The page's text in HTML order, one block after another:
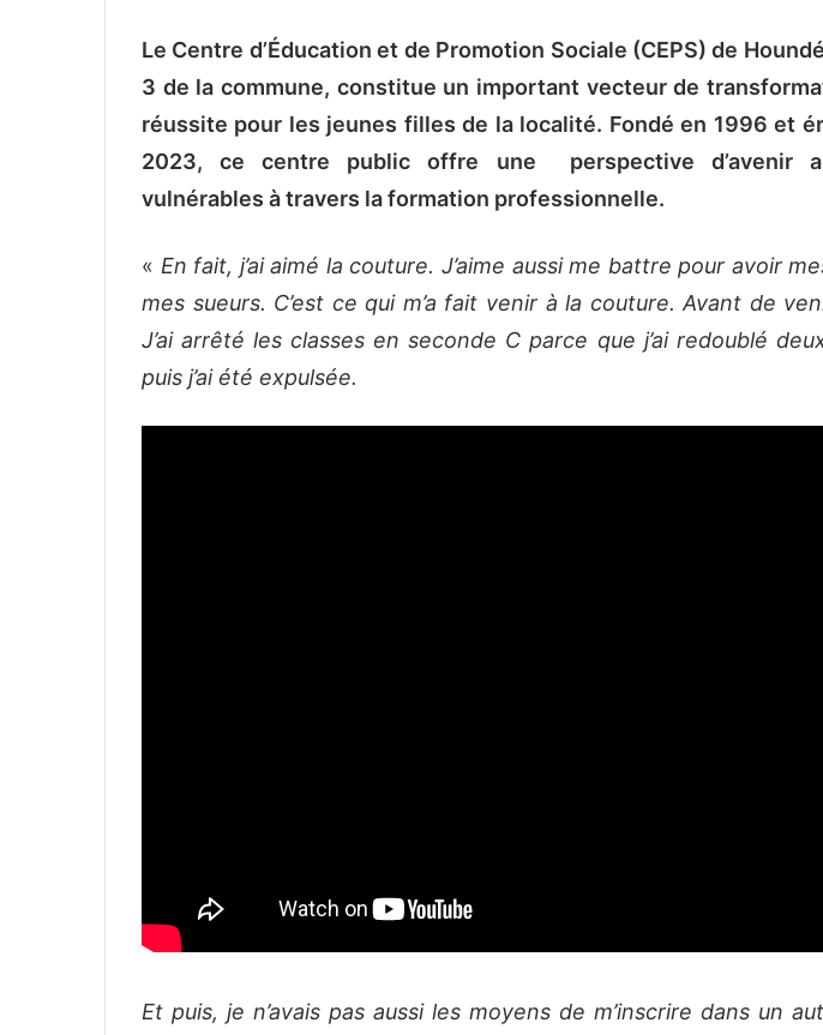
Le Centre d’Éducation et de Promotion Sociale (CEPS) de
3 de la commune, constitue un important vecteur de
réussite pour les jeunes filles de la localité. Fondé en 1996 et
2023, ce centre public offre une perspective d’avenir
vulnérables à travers la formation professionnelle.
« En fait, j’ai aimé la couture. J’aime aussi me battre pour avoir
mes sueurs. C’est ce qui m’a fait venir à la couture. Avant de
J’ai arrêté les classes en seconde C parce que j’ai redoublé
puis j’ai été expulsée.
Et puis, je n’avais pas aussi les moyens de m’inscrire dans un